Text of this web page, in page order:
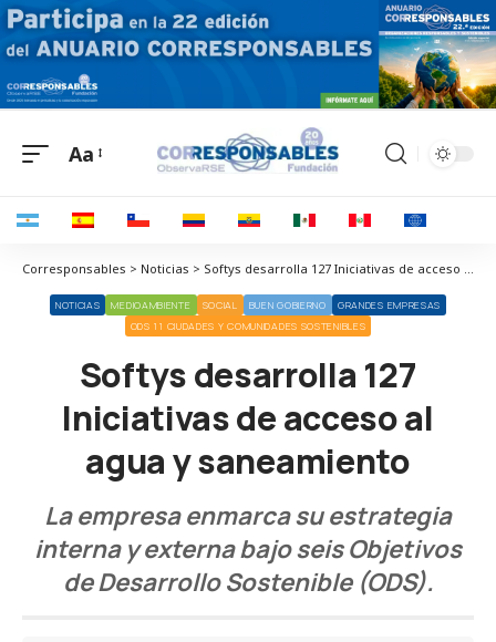
Aa
Corresponsables > Noticias > Softys desarrolla 127 Iniciativas de acceso al agua y saneamiento
NOTICIAS MEDIOAMBIENTE SOCIAL BUEN GOBIERNO
GRANDES EMPRESAS
ODS 11 CIUDADES Y COMUNIDADES SOSTENIBLES
Softys desarrolla 127
Iniciativas de acceso al
agua y saneamiento
La empresa enmarca su estrategia
interna y externa bajo seis Objetivos
de Desarrollo Sostenible (ODS).